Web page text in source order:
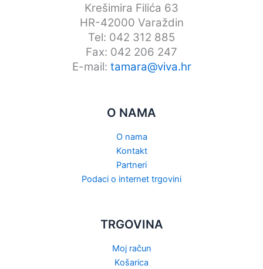
Krešimira Filića 63
HR-42000 Varaždin
Tel: 042 312 885
Fax: 042 206 247
E-mail: tamara@viva.hr
O NAMA
O nama
Kontakt
Partneri
Podaci o internet trgovini
TRGOVINA
Moj račun
Košarica